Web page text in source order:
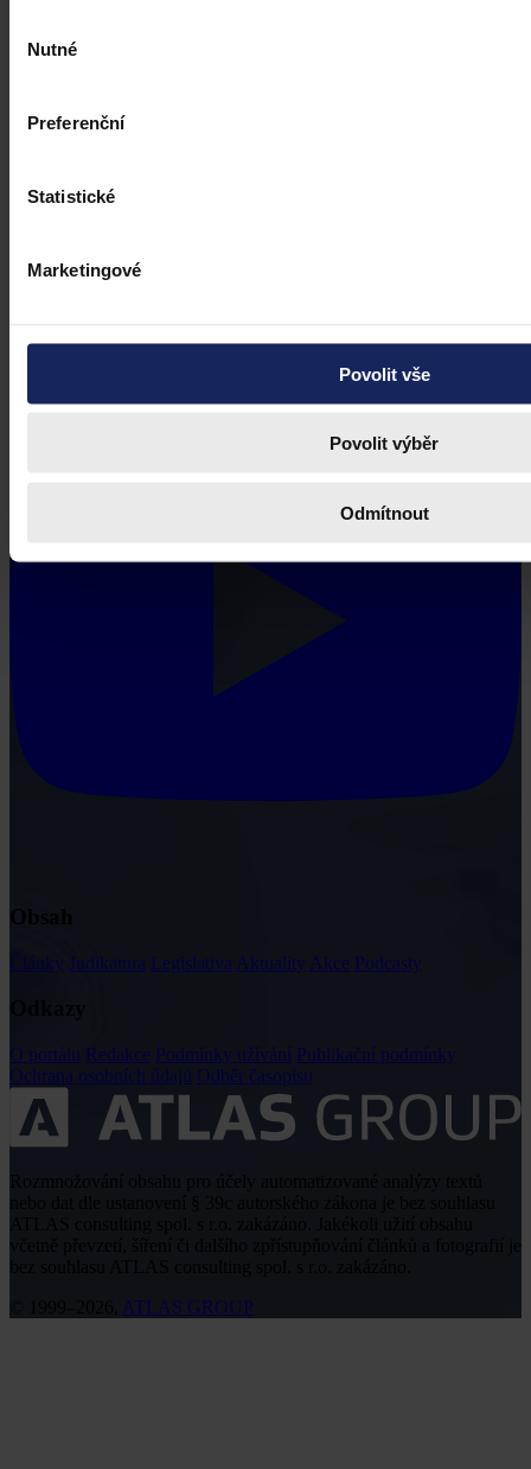
souhlasu
Nutné
Preferenční
Statistické
Marketingové
Povolit vše
Povolit výběr
Odmítnout
Články Judikatura Legislativa Aktuality Akce Podcasty
O portálu Redakce Podmínky užívání Publikační podmínky
Ochrana osobních údajů Odběr časopisu
včetně převzetí, šíření či dalšího zpřístupňování článků a fotografií je
ATLAS GROUP